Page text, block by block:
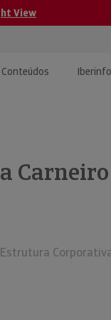
View
Conteúdos
Carneiro
Estrutura Corporativa